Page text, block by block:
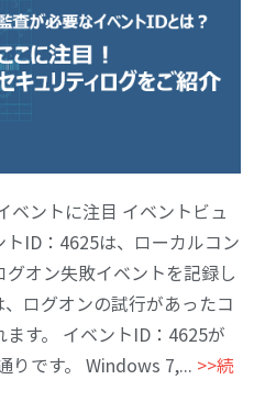
ントに注目 イベントビュ
ID：4625は、ローカルコン
オン失敗イベントを記録し
ログオンの試行があったコ
す。 イベントID：4625が
りです。 Windows 7,... >>続